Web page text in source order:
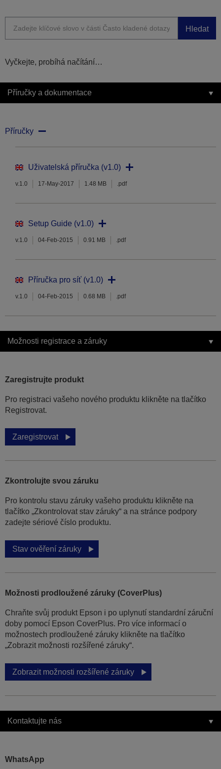
Hledat
Vyčkejte, probíhá načítání…
Příručky a dokumentace
Příručky
Uživatelská příručka (v1.0)
v.1.0 17-May-2017 1.48 MB .pdf
Setup Guide (v1.0)
v.1.0 04-Feb-2015 0.91 MB .pdf
Příručka pro síť (v1.0)
v.1.0 04-Feb-2015 0.68 MB .pdf
Možnosti registrace a záruky
Zaregistrujte produkt
Pro registraci vašeho nového produktu klikněte na tlačítko
Registrovat.
Zaregistrovat
Zkontrolujte svou záruku
Pro kontrolu stavu záruky vašeho produktu klikněte na
tlačítko „Zkontrolovat stav záruky“ a na stránce podpory
zadejte sériové číslo produktu.
Stav ověření záruky
Možnosti prodloužené záruky (CoverPlus)
Chraňte svůj produkt Epson i po uplynutí standardní záruční
doby pomocí Epson CoverPlus. Pro více informací o
možnostech prodloužené záruky klikněte na tlačítko
„Zobrazit možnosti rozšířené záruky“.
Zobrazit možnosti rozšířené záruky
Kontaktujte nás
WhatsApp